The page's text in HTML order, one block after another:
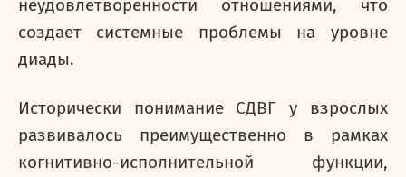
неудовлетворенности отношениями, что
создает системные проблемы на уровне
диады.
Исторически понимание СДВГ у взрослых
развивалось преимущественно в рамках
когнитивно-исполнительной функции,